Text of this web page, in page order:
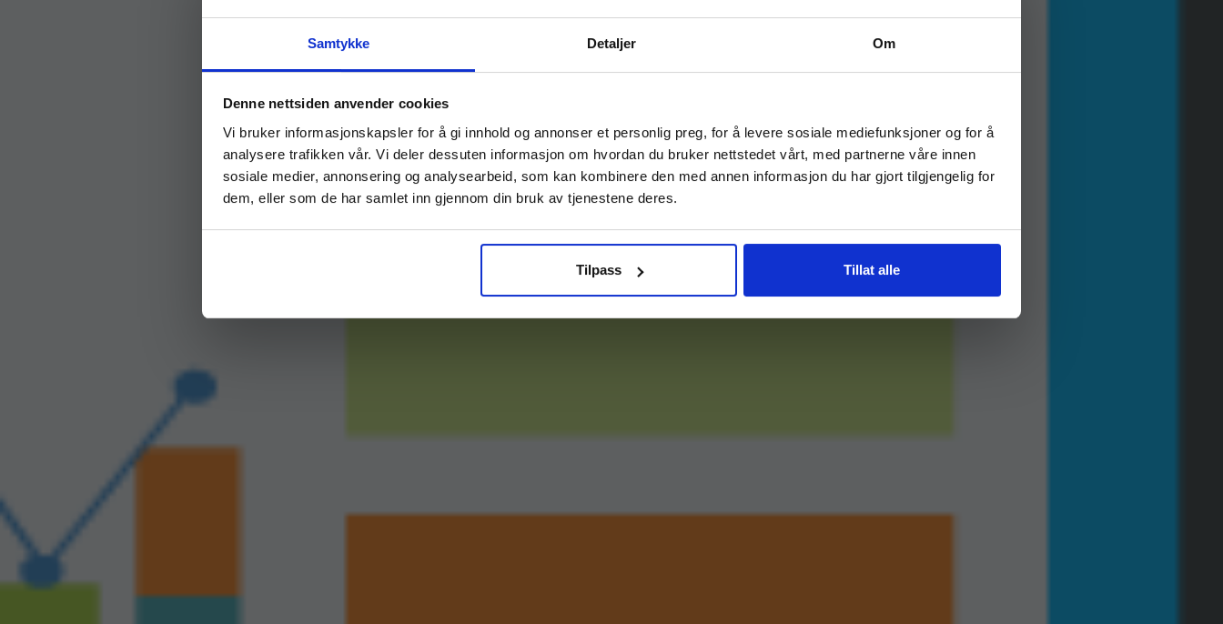
Samtykke Detaljer Om
Denne nettsiden anvender cookies
Vi bruker informasjonskapsler for å gi innhold og annonser et personlig preg, for å levere sosiale mediefunksjoner og for å
analysere trafikken vår. Vi deler dessuten informasjon om hvordan du bruker nettstedet vårt, med partnerne våre innen
sosiale medier, annonsering og analysearbeid, som kan kombinere den med annen informasjon du har gjort tilgjengelig for
dem, eller som de har samlet inn gjennom din bruk av tjenestene deres.
Tilpass Tillat alle